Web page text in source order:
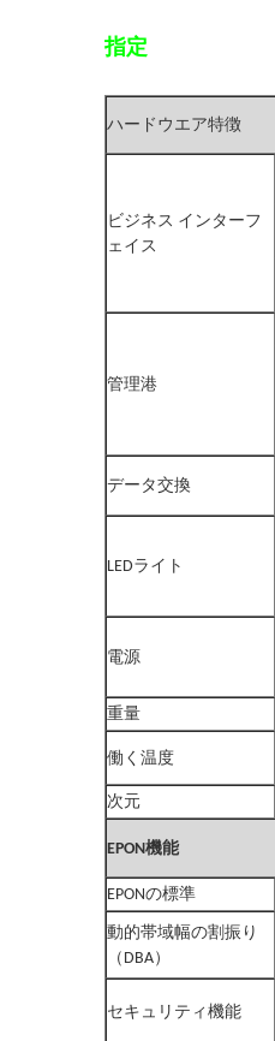
指定
ハードウエア特徴
ビジネス インターフ
ェイス
管理港
データ交換
LEDライト
電源
重量
働く温度
次元
EPON機能
EPONの標準
動的帯域幅の割振り
（DBA）
セキュリティ機能